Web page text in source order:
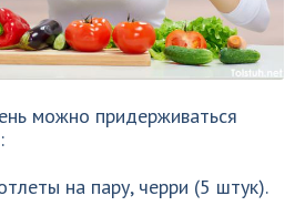
можно придерживаться
на пару, черри (5 штук).